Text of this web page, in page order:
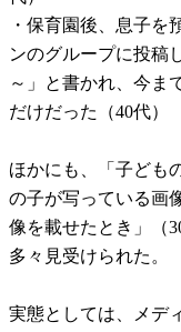
・保育園後、息子を
ンのグループに投稿
～」と書かれ、今
だけだった（40代）
ほかにも、「子ども
の子が写っている画
像を載せたとき」（
多々見受けられた。
実態としては、メデ